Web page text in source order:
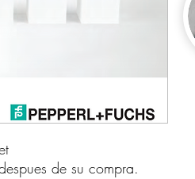
de su compra.